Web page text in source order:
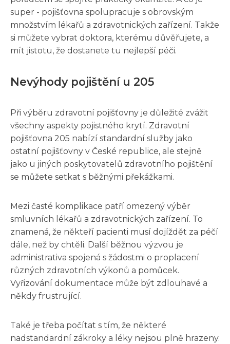
super - pojišťovna spolupracuje s obrovským
množstvím lékařů a zdravotnických zařízení. Takže
si můžete vybrat doktora, kterému důvěřujete, a
mít jistotu, že dostanete tu nejlepší péči.
Nevýhody pojištění u 205
Při výběru zdravotní pojišťovny je důležité zvážit
všechny aspekty pojistného krytí. Zdravotní
pojišťovna 205 nabízí standardní služby jako
ostatní pojišťovny v České republice, ale stejně
jako u jiných poskytovatelů zdravotního pojištění
se můžete setkat s běžnými překážkami.
Mezi časté komplikace patří omezený výběr
smluvních lékařů a zdravotnických zařízení. To
znamená, že někteří pacienti musí dojíždět za péčí
dále, než by chtěli. Další běžnou výzvou je
administrativa spojená s žádostmi o proplacení
různých zdravotních výkonů a pomůcek.
Vyřizování dokumentace může být zdlouhavé a
někdy frustrující.
Také je třeba počítat s tím, že některé
nadstandardní zákroky a léky nejsou plně hrazeny.